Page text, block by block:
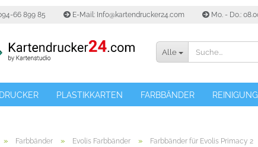
66 899 85 E-Mail: Info@kartendrucker24.com Mo. - Do.:
Alle
PLASTIKKARTEN FARBBÄNDER
» Farbbänder » Evolis Farbbänder » Farbbänder für Evolis Primacy 2